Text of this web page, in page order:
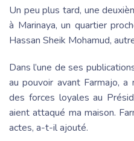
Un peu plus tard, une
à Marinaya, un quartier
Hassan Sheik Mohamud,
Dans l’une de ses
au pouvoir avant Farmajo,
des forces loyales au
aient attaqué ma maison.
actes, a-t-il ajouté.